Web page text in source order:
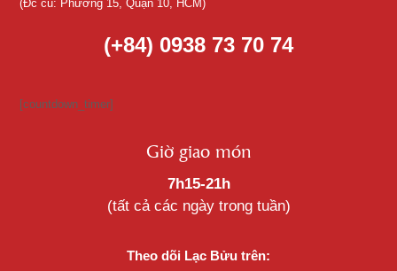
(Đc cũ: Phường 15, Quận 10, HCM)
(+84) 0938 73 70 74
[countdown_timer]
Giờ giao món
7h15-21h
(tất cả các ngày trong tuần)
Theo dõi Lạc Bửu trên: